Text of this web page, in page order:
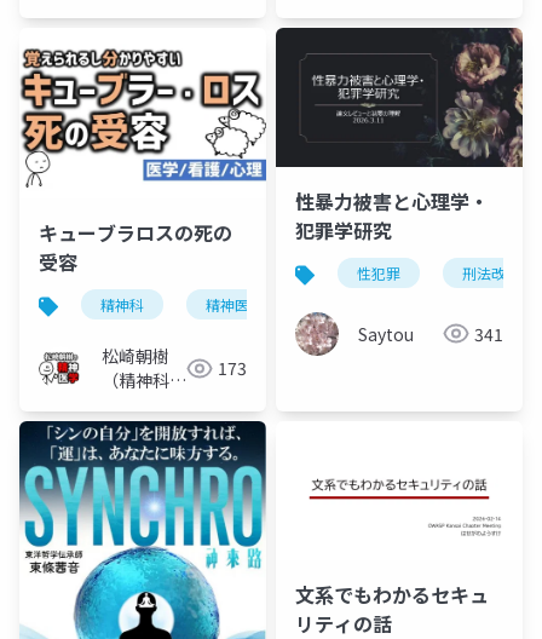
キューブラロスの死の
受容
精神科 精神医学
松崎朝樹
（精神科
173
性暴力被害と心理学・
犯罪学研究
性犯罪 刑法改正
Saytou 341
文系でもわかるセキュ
リティの話